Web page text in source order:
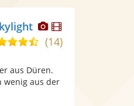
Dieser
Künstler
stellt
bereit.
Dieser
Künstler
4,7
5
Sternen
(14)
aus Düren.
wenig aus der